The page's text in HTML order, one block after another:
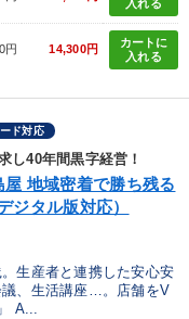
入れる
円 14,300円
カートに
入れる
ド対応
し40年間黒字経営！
地域密着で勝ち残る
ジタル版対応）
生産者と連携した安心安
、生活講座…。店舗をV
A...